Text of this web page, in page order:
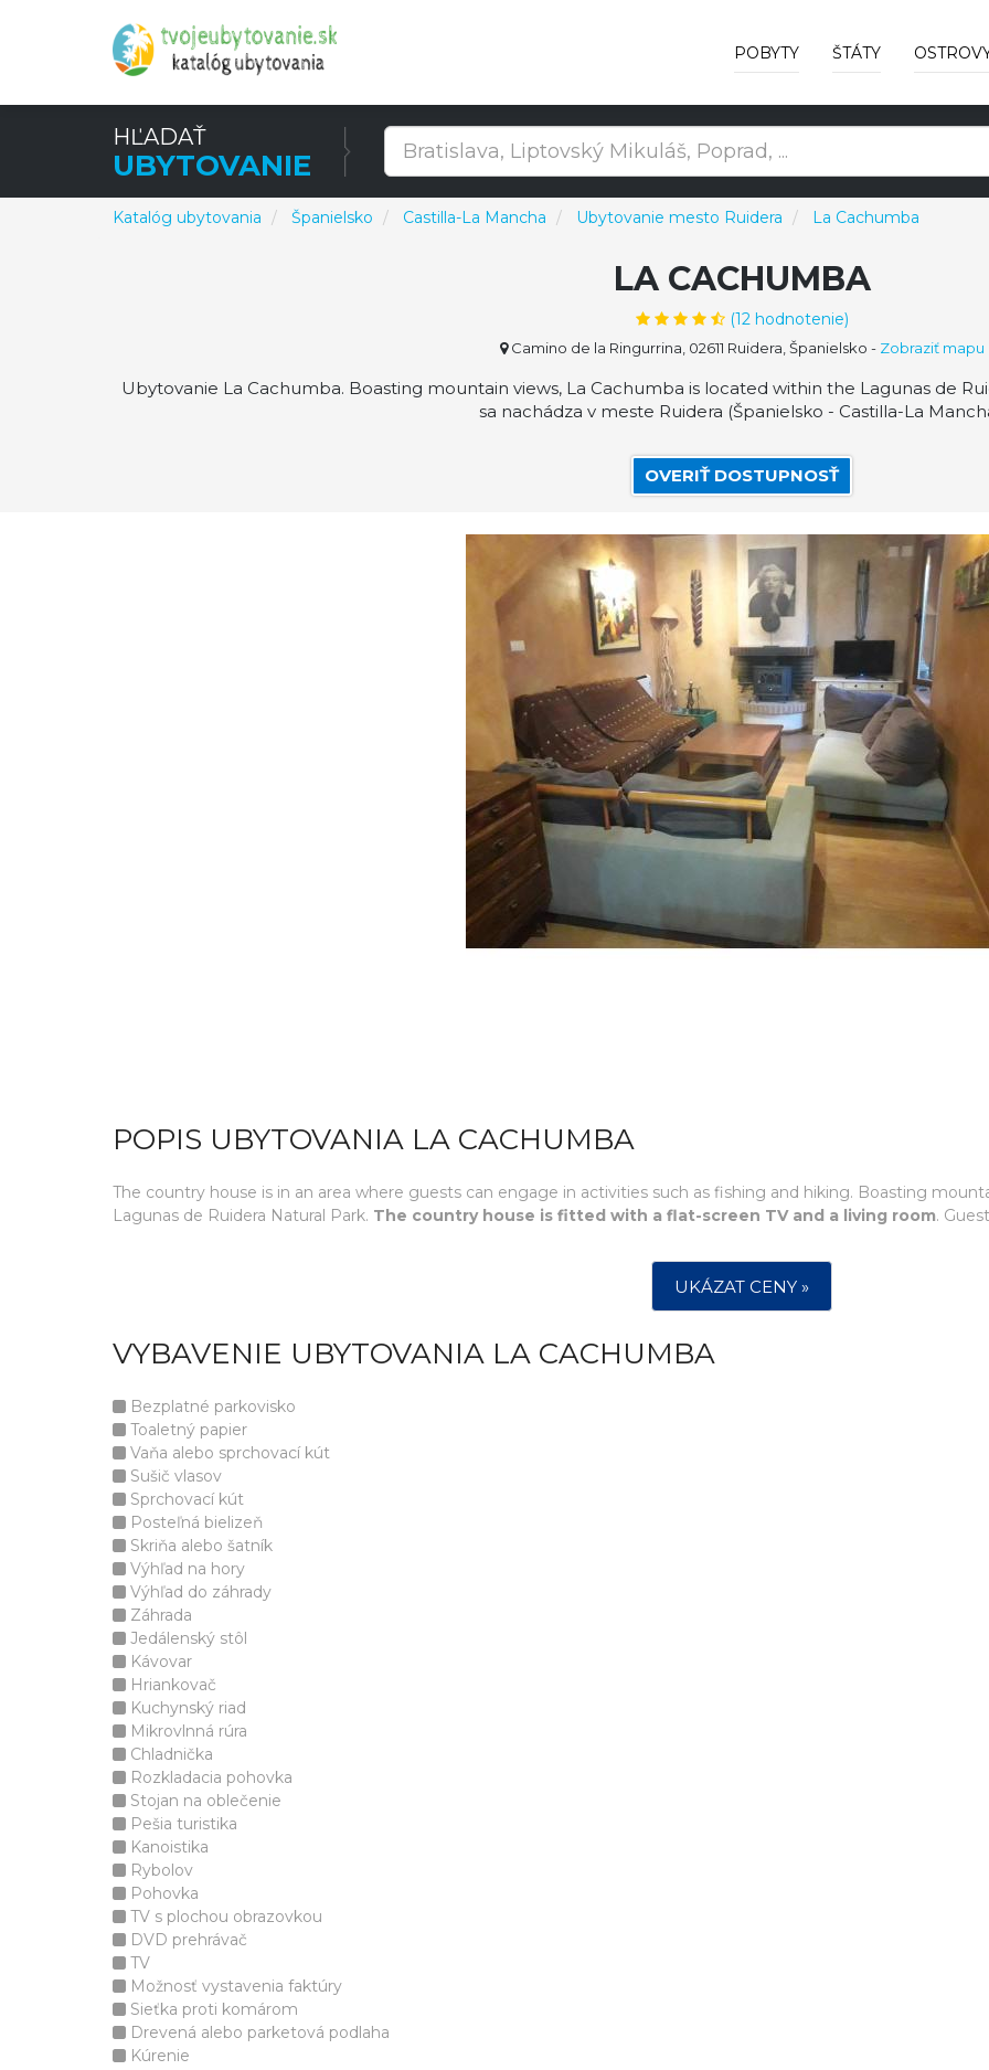
POBYTY ŠTÁTY
HĽADAŤ
UBYTOVANIE
Katalóg ubytovania Španielsko Castilla-La Mancha Ubytovanie mesto Ruidera La Cachumba
LA CACHUMBA
(12hodnotenie)
Camino de la Ringurrina, 02611 Ruidera, Španielsko - Zobraziť mapu
Ubytovanie La Cachumba. Boasting mountain views, La Cachumba is located within the Lagunas de
sa nachádza v meste Ruidera (Španielsko - Castilla-La
OVERIŤ DOSTUPNOSŤ
POPIS UBYTOVANIA LA CACHUMBA
The country house is in an area where guests can engage in activities such as fishing and hiking. Boasting
Lagunas de Ruidera Natural Park. The country house is fitted with a flat-screen TV and a living room.
UKÁZAT CENY »
VYBAVENIE UBYTOVANIA LA CACHUMBA
Bezplatné parkovisko
Toaletný papier
Vaňa alebo sprchovací kút
Sušič vlasov
Sprchovací kút
Posteľná bielizeň
Skriňa alebo šatník
Výhľad na hory
Výhľad do záhrady
Záhrada
Jedálenský stôl
Kávovar
Hriankovač
Kuchynský riad
Mikrovlnná rúra
Chladnička
Rozkladacia pohovka
Stojan na oblečenie
Pešia turistika
Kanoistika
Rybolov
Pohovka
TV s plochou obrazovkou
DVD prehrávač
TV
Možnosť vystavenia faktúry
Sieťka proti komárom
Drevená alebo parketová podlaha
Kúrenie